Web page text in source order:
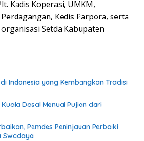
Kadis Koperasi, UMKM,
Kedis Parpora, serta
Setda Kabupaten
Indonesia yang Kembangkan Tradisi
Dasal Menuai Pujian dari
Pemdes Peninjauan Perbaiki
Swadaya